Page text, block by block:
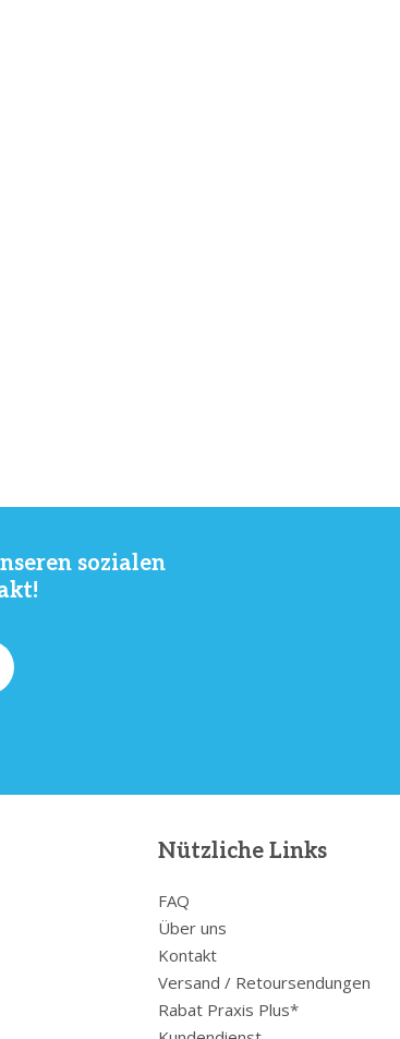
sozialen
Nützliche Links
FAQ
Über uns
Kontakt
Versand / Retoursendungen
Rabat Praxis Plus*